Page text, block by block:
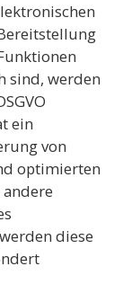
sind, werden
ein
von
optimierten
diese